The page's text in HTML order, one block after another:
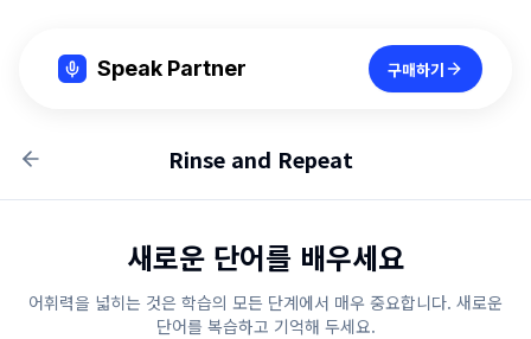
Speak Partner 구매하기
Rinse and Repeat
새로운 단어를 배우세요
어휘력을 넓히는 것은 학습의 모든 단계에서 매우 중요합니다. 새로운
단어를 복습하고 기억해 두세요.